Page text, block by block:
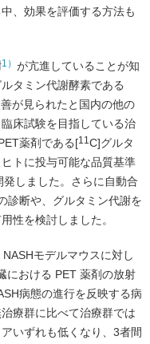
、効果を評価する方法も
1） が亢進していることが知
タミン代謝酵素である
が見られたと国内の他の
床試験を目指している治
薬剤である[11C]グルタ
トに投与可能な品質基準
しました。さらに自動合
診断や、グルタミン代謝を
性を検討しました。
モデルマウスに対し
における PET 薬剤の放射
病態の進行を反映する病
療群に比べて治療群では
いずれも低くなり、3者間